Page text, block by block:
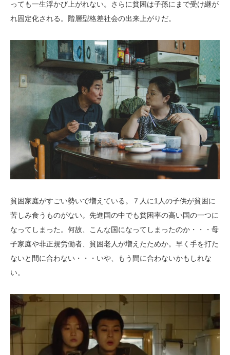
っても一生浮かび上がれない。さらに貧困は子孫にまで受け継が
れ固定化される。階層型格差社会の出来上がりだ。
貧困家庭がすごい勢いで増えている。７人に1人の子供が貧困に
苦しみ食うものがない。先進国の中でも貧困率の高い国の一つに
なってしまった。何故、こんな国になってしまったのか・・・母
子家庭や非正規労働者、貧困老人が増えたためか。早く手を打た
ないと間に合わない・・・いや、もう間に合わないかもしれな
い。